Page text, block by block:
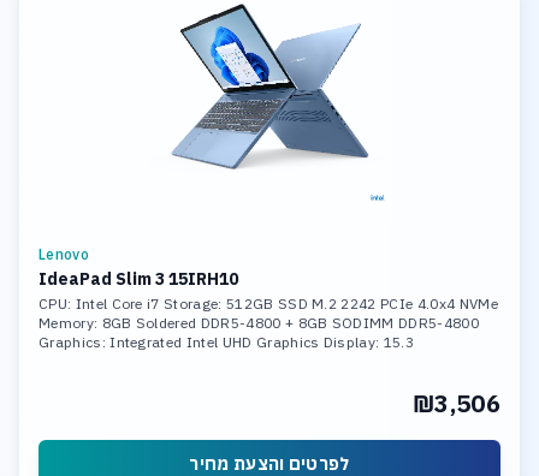
Lenovo
IdeaPad Slim 3 15IRH10
CPU: Intel Core i7 Storage: 512GB SSD M.2 2242 PCIe 4.0x4 NVMe
Memory: 8GB Soldered DDR5-4800 + 8GB SODIMM DDR5-4800
Graphics: Integrated Intel UHD Graphics Display: 15.3
₪3,506
לפרטים והצעת מחיר